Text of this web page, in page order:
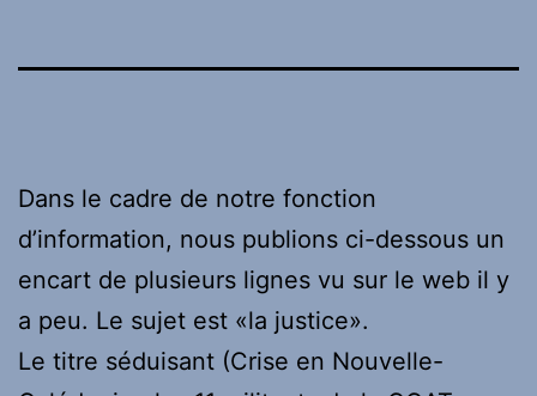
Dans le cadre de notre fonction
d’information, nous publions ci-dessous un
encart de plusieurs lignes vu sur le web il y
a peu. Le sujet est «la justice».
Le titre séduisant (Crise en Nouvelle-